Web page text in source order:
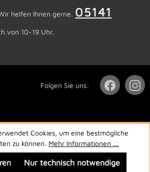
helfen Ihnen gerne. 05141
von 10-19 Uhr.
Folgen Sie uns:
Cookies, um eine bestmögliche
zu können. Mehr Informationen ...
Nur technisch notwendige